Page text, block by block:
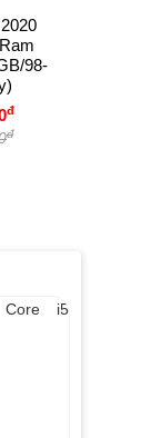
Core i5
98-
đ
đ